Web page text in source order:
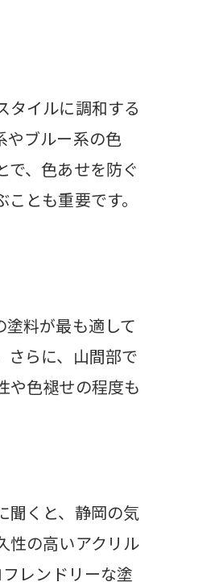
タイルに調和する
やブルー系の色
、色あせを防ぐ
とも重要です。
料が最も適して
さらに、山間部で
や色褪せの程度も
聞くと、静岡の気
性の高いアクリル
レンドリーな塗